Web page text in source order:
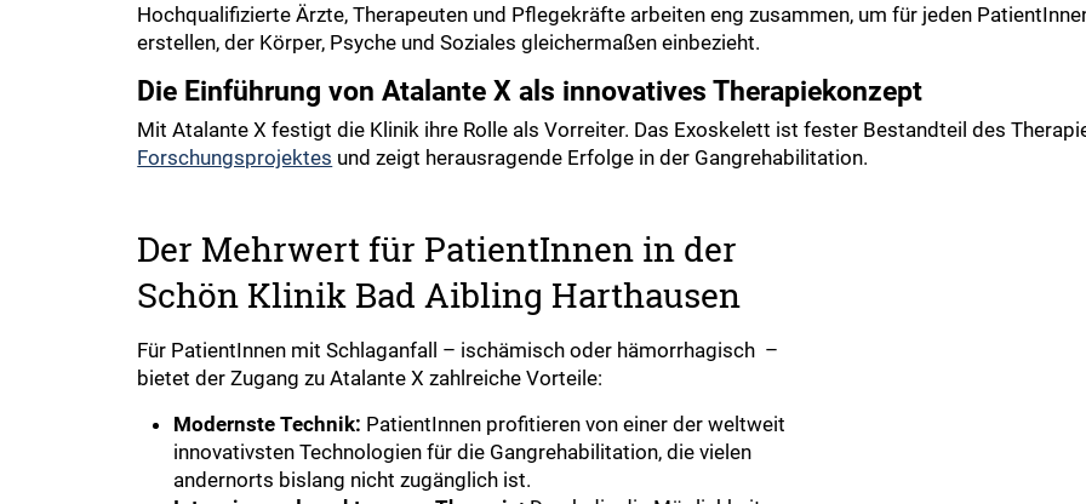
Hochqualifizierte Ärzte, Therapeuten und Pflegekräfte arbeiten eng zusammen, um für jeden
erstellen, der Körper, Psyche und Soziales gleichermaßen einbezieht.
Die Einführung von Atalante X als innovatives Therapiekonzept
Mit Atalante X festigt die Klinik ihre Rolle als Vorreiter. Das Exoskelett ist fester Bestandteil des
Forschungsprojektes und zeigt herausragende Erfolge in der Gangrehabilitation.
Der Mehrwert für PatientInnen in der
Schön Klinik Bad Aibling Harthausen
Für PatientInnen mit Schlaganfall – ischämisch oder hämorrhagisch –
bietet der Zugang zu Atalante X zahlreiche Vorteile:
Modernste Technik: PatientInnen profitieren von einer der weltweit
innovativsten Technologien für die Gangrehabilitation, die vielen
andernorts bislang nicht zugänglich ist.